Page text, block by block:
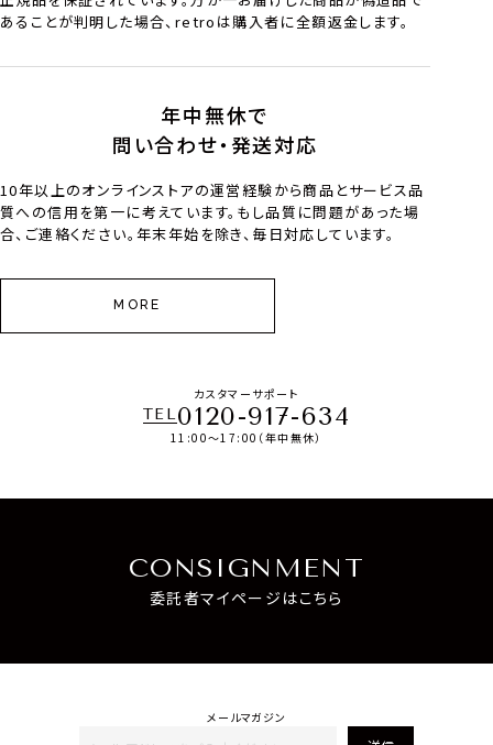
あることが判明した場合、retroは購入者に全額返金します。
年中無休で
問い合わせ・発送対応
10年以上のオンラインストアの運営経験から商品とサービス品
質への信用を第一に考えています。もし品質に問題があった場
合、ご連絡ください。年末年始を除き、毎日対応しています。
MORE
カスタマーサポート
TEL0120-917-634
11:00～17:00（年中無休）
CONSIGNMENT
委託者マイページはこちら
メールマガジン